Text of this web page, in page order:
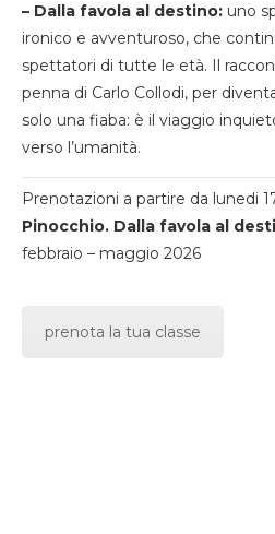
– Dalla favola al destino: uno
ironico e avventuroso, che
spettatori di tutte le età. Il
penna di Carlo Collodi, per
solo una fiaba: è il viaggio
verso l’umanità.
Prenotazioni a partire da lunedi
Pinocchio. Dalla favola al
febbraio – maggio 2026
prenota la tua classe